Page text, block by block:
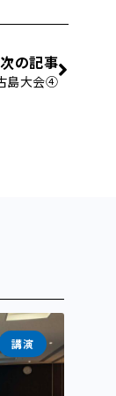
次の記事
島大会④
講演